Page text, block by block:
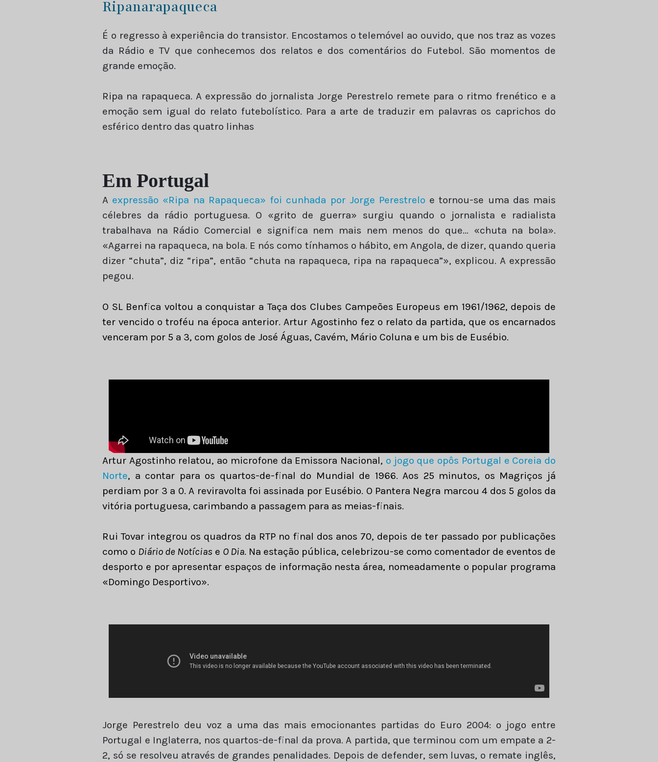
Ripanarapaqueca
É o regresso à experiência do transistor. Encostamos o telemóvel ao ouvido, que nos traz as vozes
da Rádio e TV que conhecemos dos relatos e dos comentários do Futebol. São momentos de
grande emoção.
Ripa na rapaqueca. A expressão do jornalista Jorge Perestrelo remete para o ritmo frenético e a
emoção sem igual do relato futebolístico. Para a arte de traduzir em palavras os caprichos do
esférico dentro das quatro linhas
Em Portugal
A expressão «Ripa na Rapaqueca» foi cunhada por Jorge Perestrelo e tornou-se uma das mais
célebres da rádio portuguesa. O «grito de guerra» surgiu quando o jornalista e radialista
trabalhava na Rádio Comercial e significa nem mais nem menos do que… «chuta na bola».
«Agarrei na rapaqueca, na bola. E nós como tínhamos o hábito, em Angola, de dizer, quando queria
dizer “chuta”, diz “ripa”, então “chuta na rapaqueca, ripa na rapaqueca”», explicou. A expressão
pegou.
O SL Benfica voltou a conquistar a Taça dos Clubes Campeões Europeus em 1961/1962, depois de
ter vencido o troféu na época anterior. Artur Agostinho fez o relato da partida, que os encarnados
venceram por 5 a 3, com golos de José Águas, Cavém, Mário Coluna e um bis de Eusébio.
Artur Agostinho relatou, ao microfone da Emissora Nacional, o jogo que opôs Portugal e Coreia do
Norte, a contar para os quartos-de-final do Mundial de 1966. Aos 25 minutos, os Magriços já
perdiam por 3 a 0. A reviravolta foi assinada por Eusébio. O Pantera Negra marcou 4 dos 5 golos da
vitória portuguesa, carimbando a passagem para as meias-finais.
Rui Tovar integrou os quadros da RTP no final dos anos 70, depois de ter passado por publicações
como o Diário de Notícias e O Dia. Na estação pública, celebrizou-se como comentador de eventos de
desporto e por apresentar espaços de informação nesta área, nomeadamente o popular programa
«Domingo Desportivo».
Jorge Perestrelo deu voz a uma das mais emocionantes partidas do Euro 2004: o jogo entre
Portugal e Inglaterra, nos quartos-de-final da prova. A partida, que terminou com um empate a 2-
2, só se resolveu através de grandes penalidades. Depois de defender, sem luvas, o remate inglês,